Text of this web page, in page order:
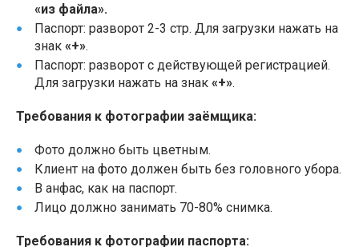
«из файла».
Паспорт: разворот 2-3 стр. Для загрузки нажать на
знак «+».
Паспорт: разворот с действующей регистрацией.
Для загрузки нажать на знак «+».
Требования к фотографии заёмщика:
Фото должно быть цветным.
Клиент на фото должен быть без головного убора.
В анфас, как на паспорт.
Лицо должно занимать 70-80% снимка.
Требования к фотографии паспорта: